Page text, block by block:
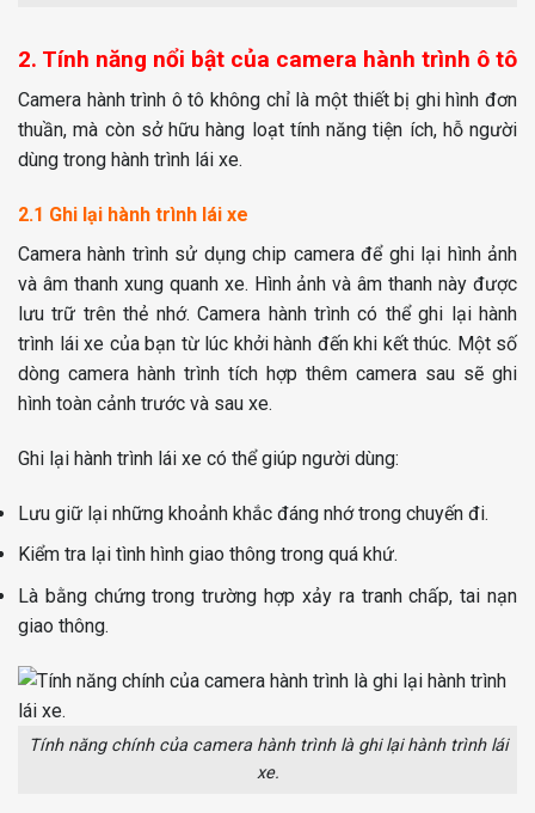
2. Tính năng nổi bật của camera hành trình ô tô
Camera hành trình ô tô không chỉ là một thiết bị ghi hình đơn
thuần, mà còn sở hữu hàng loạt tính năng tiện ích, hỗ người
dùng trong hành trình lái xe.
2.1 Ghi lại hành trình lái xe
Camera hành trình sử dụng chip camera để ghi lại hình ảnh
và âm thanh xung quanh xe. Hình ảnh và âm thanh này được
lưu trữ trên thẻ nhớ. Camera hành trình có thể ghi lại hành
trình lái xe của bạn từ lúc khởi hành đến khi kết thúc. Một số
dòng camera hành trình tích hợp thêm camera sau sẽ ghi
hình toàn cảnh trước và sau xe.
Ghi lại hành trình lái xe có thể giúp người dùng:
Lưu giữ lại những khoảnh khắc đáng nhớ trong chuyến đi.
Kiểm tra lại tình hình giao thông trong quá khứ.
Là bằng chứng trong trường hợp xảy ra tranh chấp, tai nạn
giao thông.
Tính năng chính của camera hành trình là ghi lại hành trình lái
xe.